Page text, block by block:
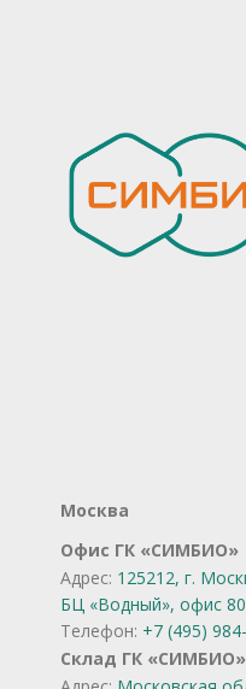
Москва
Офис ГК «СИМБИО»
Адрес: 125212, г.
БЦ «Водный», офис
Телефон: +7 (495)
Склад ГК «СИМБИО»